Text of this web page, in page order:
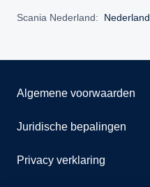
Scania Nederland: Nederland
Algemene voorwaarden
Juridische bepalingen
Privacy verklaring